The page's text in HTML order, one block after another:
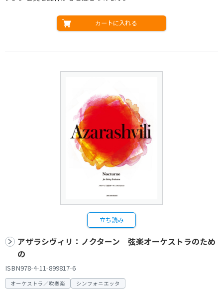
カートに入れる
立ち読み
アザラシヴィリ：ノクターン 弦楽オーケストラのため
の
ISBN978-4-11-899817-6
オーケストラ／吹奏楽 シンフォニエッタ